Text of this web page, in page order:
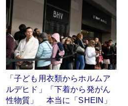
「子ども用衣類からホルムア
ルデヒド」「下着から発がん
性物質」 本当に「SHEIN」